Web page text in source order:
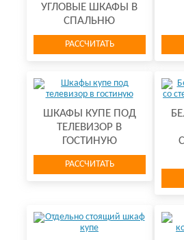
УГЛОВЫЕ ШКАФЫ В
СПАЛЬНЮ
РАССЧИТАТЬ
ШКАФЫ КУПЕ ПОД
ТЕЛЕВИЗОР В
ГОСТИНУЮ
РАССЧИТАТЬ